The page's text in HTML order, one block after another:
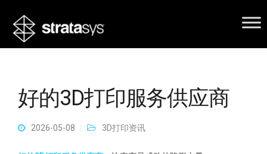
好的3D打印服务供应商
2026-05-08 3D打印资讯